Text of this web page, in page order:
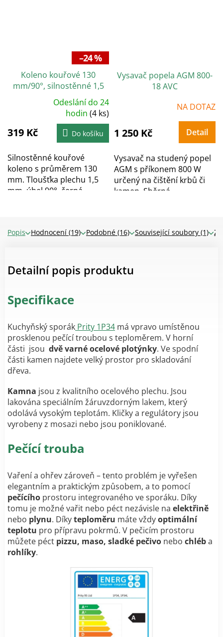
–24 %
Koleno kouřové 130
mm/90°, silnostěnné 1,5
mm, černé
5,0
z
Odeslání do 24
hodin(4 ks)
319 Kč Do košíku
Silnostěnné kouřové
koleno s průměrem 130
mm. Tloušťka plechu 1,5
mm, úhel 90°, černá...
Vysavač popela AGM 800-
18 AVC
NA DOTAZ
1 250 Kč Detail
Vysavač na studený popel
AGM s příkonem 800 W
určený na čištění krbů či
kamen. Sběrná...
Popis Podobné (16) Související soubory (1)
Hodnocení (19)
Detailní popis produktu
Specifikace
Kuchyňský sporák Prity 1P34 má vpravo umístěnou
prosklenou pečící troubou s teploměrem. V horní
části jsou dvě varné ocelové plotýnky. Ve spodní
části kamen najdete velký prostor pro skladování
dřeva.
Kamna jsou z kvalitního ocelového plechu. Jsou
lakována speciálním žáruvzdorným lakem, který
odolává vysokým teplotám. Kličky a regulátory jsou
vyrobeny z mosazi nebo jsou poniklované.
Pečící trouba
Vaření a ohřev zároveň – tento problém je vyřešen
elegantním a praktickým způsobem, a to pomocí
pečícího prostoru integrovaného ve sporáku. Díky
tomu je možné vařit nebo péct nezávisle na elektřině
nebo plynu. Díkyteploměru máte vždyoptimální
teplotu pro přípravu pokrmů. V pečicím prostoru
můžete péct pizzu, maso, sladké pečivo nebo chléba
rohlíky.